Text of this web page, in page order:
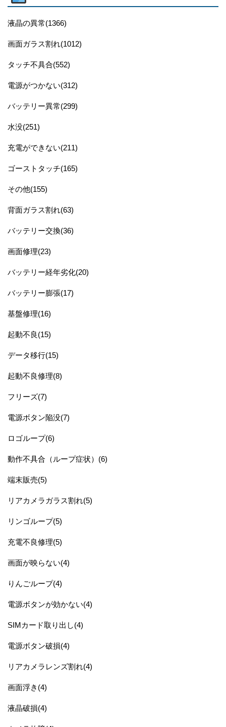
液晶の異常(1366)
画面ガラス割れ(1012)
タッチ不具合(552)
電源がつかない(312)
バッテリー異常(299)
水没(251)
充電ができない(211)
ゴーストタッチ(165)
その他(155)
背面ガラス割れ(63)
バッテリー交換(36)
画面修理(23)
バッテリー経年劣化(20)
バッテリー膨張(17)
基盤修理(16)
起動不良(15)
データ移行(15)
起動不良修理(8)
フリーズ(7)
電源ボタン陥没(7)
ロゴループ(6)
動作不具合（ループ症状）(6)
端末販売(5)
リアカメラガラス割れ(5)
リンゴループ(5)
充電不良修理(5)
画面が映らない(4)
りんごループ(4)
電源ボタンが効かない(4)
SIMカード取り出し(4)
電源ボタン破損(4)
リアカメラレンズ割れ(4)
画面浮き(4)
液晶破損(4)